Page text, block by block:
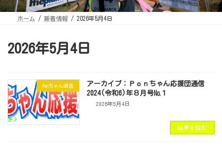
ホーム 新着情報 2026年5月4日
2026年5月4日
Ponちゃん通信
アーカイブ：Ｐｏｎちゃん応援団通信
2024(令和6)年８月号№１
2026年5月4日
続きを読む